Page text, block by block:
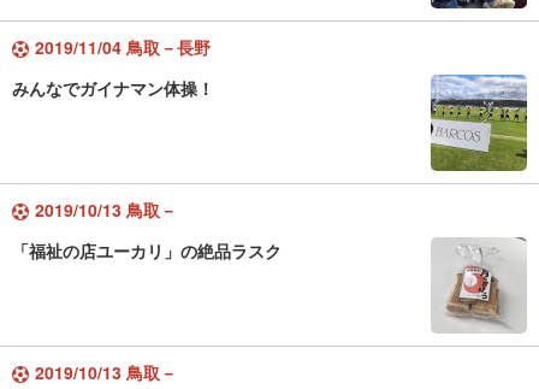
2019/11/04 鳥取－長野
みんなでガイナマン体操！
2019/10/13 鳥取－
「福祉の店ユーカリ」の絶品ラスク
2019/10/13 鳥取－